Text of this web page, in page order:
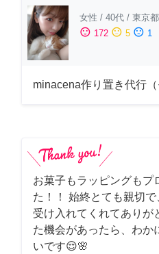
女性 / 40代 / 東京都
sentiment_satisfied 172 sentiment_neutral 5 sentiment_dissatisfied 1
minacena作り置き代行
お菓子もラッピングもプ
た！！ 始終とても親切で
受け入れてくれてあり
た機会があったら、わか
いです😌🌸